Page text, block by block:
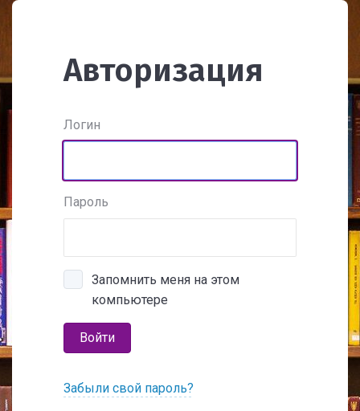
Авторизация
Логин
Пароль
Запомнить меня на этом
компьютере
Войти
Забыли свой пароль?